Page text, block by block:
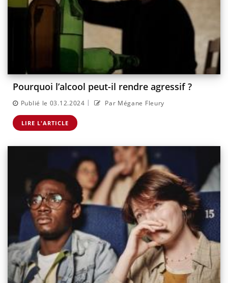
Pourquoi l’alcool peut-il rendre agressif ?
Publié le 03.12.2024 | Par Mégane Fleury
LIRE L'ARTICLE